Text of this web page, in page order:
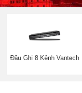
Đầu Ghi 8 Kênh Vantech